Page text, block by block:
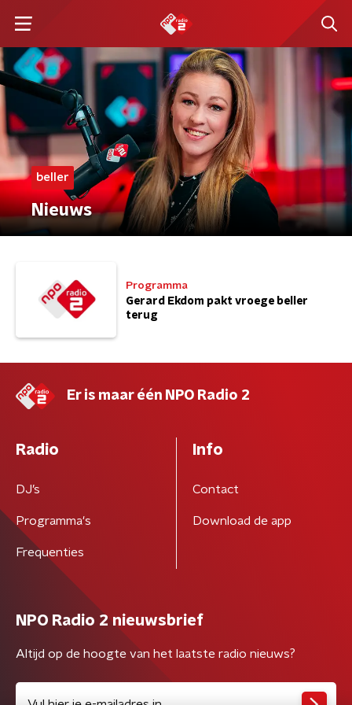
beller
Nieuws
Programma
Gerard Ekdom pakt vroege beller
terug
Er is maar één NPO Radio 2
Radio
DJ’s
Programma's
Frequenties
Info
Contact
Download de app
NPO Radio 2 nieuwsbrief
Altijd op de hoogte van het laatste radio nieuws?